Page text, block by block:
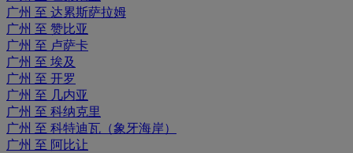
广州 至 达累斯萨拉姆
广州 至 赞比亚
广州 至 卢萨卡
广州 至 埃及
广州 至 开罗
广州 至 几内亚
广州 至 科纳克里
广州 至 科特迪瓦（象牙海岸）
广州 至 阿比让